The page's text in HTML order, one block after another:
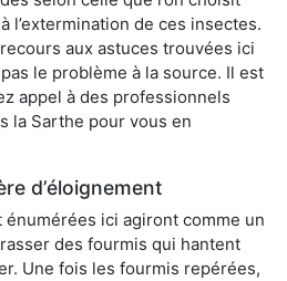
l’extermination de ces insectes.
aux astuces trouvées ici
le problème à la source. Il est
appel à des professionnels
la Sarthe pour vous en
d’éloignement
ici agiront comme un
des fourmis qui hantent
Une fois les fourmis repérées,